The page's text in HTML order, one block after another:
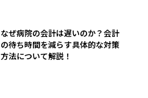
なぜ病院の会計は遅いのか？会計
の待ち時間を減らす具体的な対策
方法について解説！